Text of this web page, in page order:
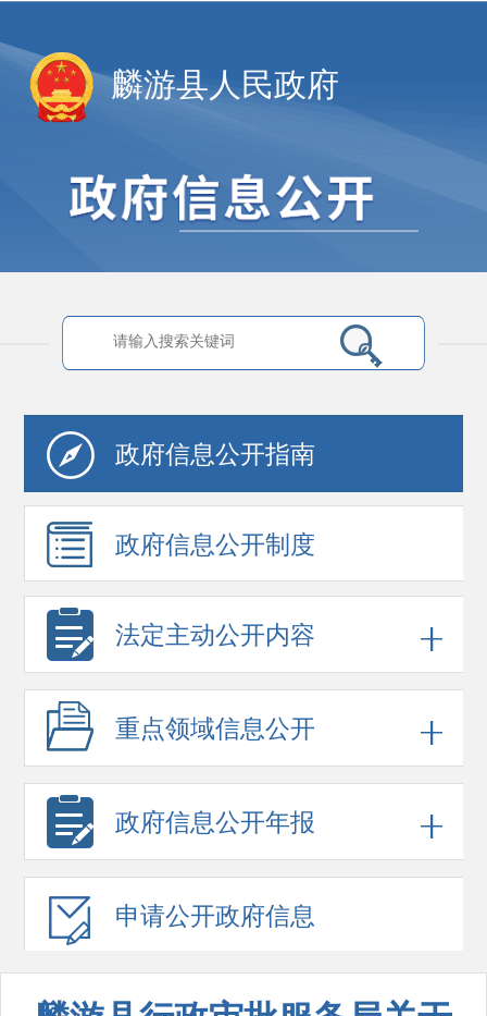
麟游县人民政府
政府信息公开指南
政府信息公开制度
法定主动公开内容
重点领域信息公开
政府信息公开年报
申请公开政府信息